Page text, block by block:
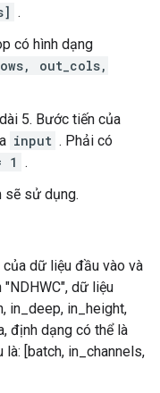
.
có hình dạng
out_cols,
5. Bước tiến của
input . Phải có
1 .
sẽ sử dụng.
dữ liệu đầu vào và
dữ liệu
in_deep, in_height,
định dạng có thể là
[batch, in_channels,